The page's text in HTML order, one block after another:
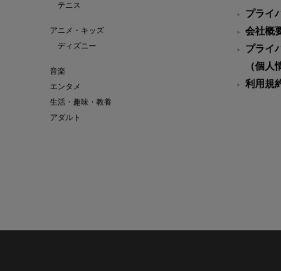
テニス
アニメ・キッズ
ディズニー
音楽
エンタメ
生活・趣味・教養
アダルト
プライ
会社概
プライ
（個人
利用規